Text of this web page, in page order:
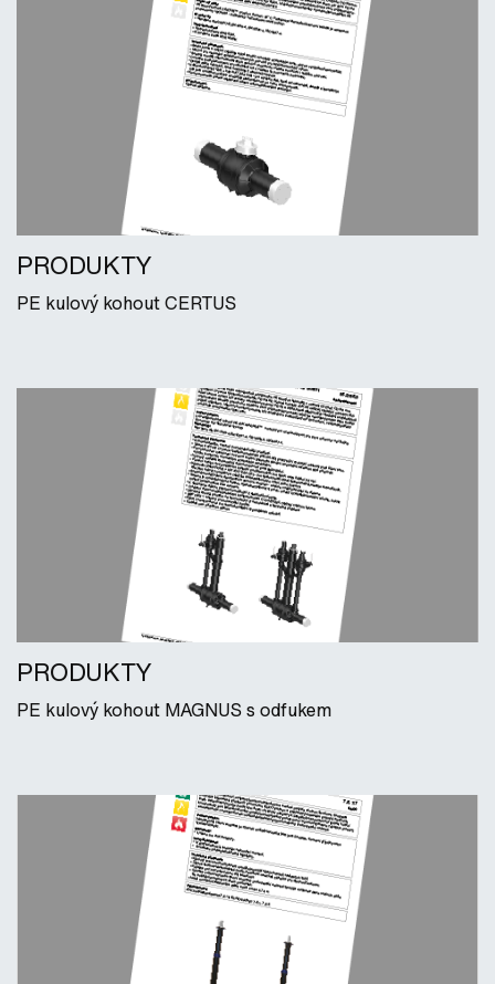
PRODUKTY
PE kulový kohout CERTUS
PRODUKTY
PE kulový kohout MAGNUS s odfukem